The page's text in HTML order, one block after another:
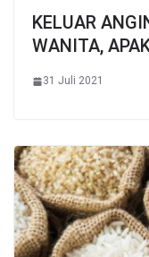
KELUAR
WANITA,
31 Juli 2021